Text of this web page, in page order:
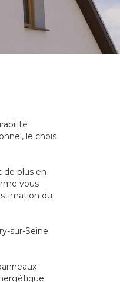
le chois
de plus en
vous
du
sur-Seine.